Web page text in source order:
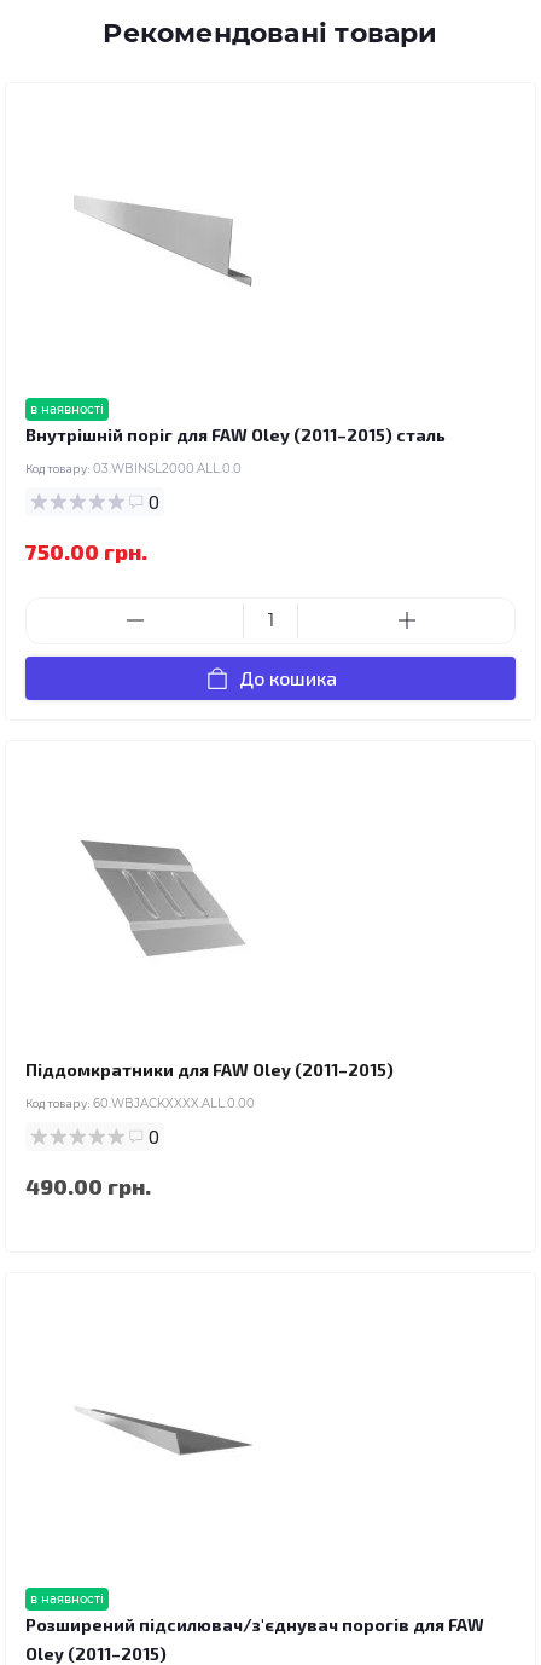
Рекомендовані товари
в наявності
Внутрішній поріг для FAW Oley (2011–2015) сталь
Код товару: 03.WBINSL2000.ALL.0.0
0
750.00 грн.
До кошика
Піддомкратники для FAW Oley (2011–2015)
Код товару: 60.WBJACKXXXX.ALL.0.00
0
490.00 грн.
в наявності
Розширений підсилювач/з'єднувач порогів для FAW
Oley (2011–2015)